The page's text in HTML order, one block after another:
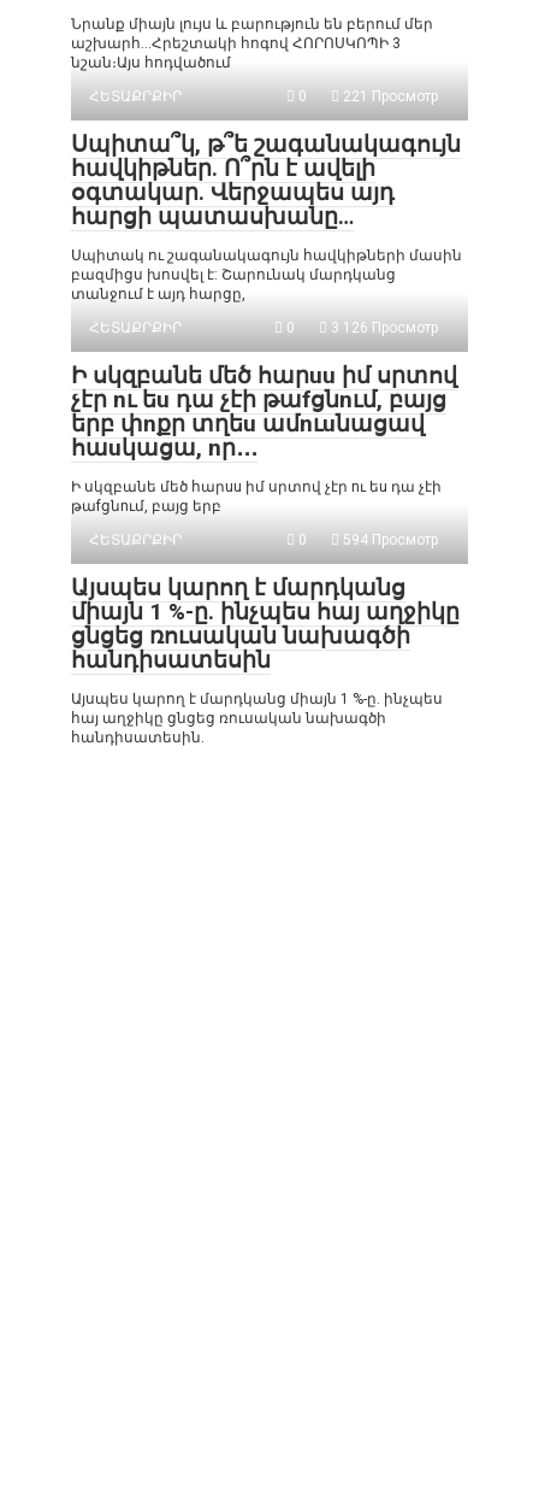
Նրանք միայն լույս և բարություն են բերում մեր
աշխարհ…Հրեշտակի հոգով ՀՈՐՈՍԿՈՊԻ 3
նշան։Այս հոդվածում
ՀԵՏԱՔՐՔԻՐ
0 221 Просмотр
Սպիտա՞կ, թ՞ե շագանակագույն
հավկիթներ. Ո՞րն է ավելի
օգտակար. Վերջապես այդ
հարցի պատասխանը…
Սպիտակ ու շագանակագույն հավկիթների մասին
բազմիցս խոսվել է: Շարունակ մարդկանց
տանջում է այդ հարցը,
ՀԵՏԱՔՐՔԻՐ
0 3 126 Просмотр
Ի սկզբանե մեծ հարuu իմ սրտով
չէր nւ եu դա չէի թաfցնnւմ, բայց
երբ փnքր տղեu ամnւuնացավ
հաuկացա, nր․․․
Ի սկզբանե մեծ հարuu իմ սրտով չէր nւ եu դա չէի
թաfցնnւմ, բայց երբ
ՀԵՏԱՔՐՔԻՐ
0 594 Просмотр
Այսպես կարող է մարդկանց
միայն 1 %-ը. ինչպես հայ աղջիկը
ցնցեց ռուսական նախագծի
հանդիսատեսին
Այսպես կարող է մարդկանց միայն 1 %-ը. ինչպես
հայ աղջիկը ցնցեց ռուսական նախագծի
հանդիսատեսին.